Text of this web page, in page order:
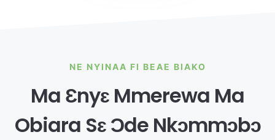
NE NYINAA FI BEAE BIAKO
Ma Ɛnyɛ Mmerewa Ma
Obiara Sɛ Ɔde Nkɔmmɔbɔ